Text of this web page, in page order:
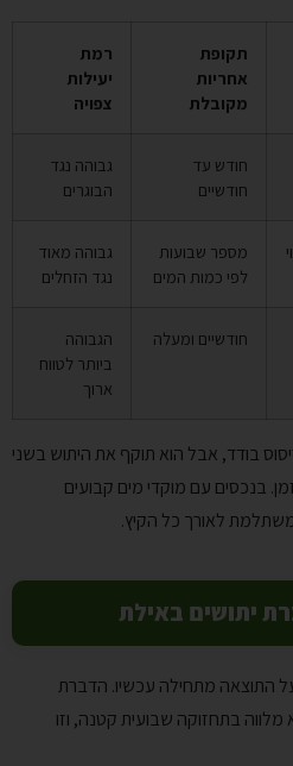
תקופת
אחריות
מקובלת
רמת
יעילות
צפויה
חודש עד
חודשיים
גבוהה נגד
הבוגרים
מספר שבועות
לפי כמות המים
גבוהה מאוד
נגד הזחלים
חודשיים ומעלה
הגבוהה
ביותר לטווח
ארוך
בודד, אבל הוא תוקף את היתוש בשני
בנכסים עם מוקדי מים קבועים
לאורך כל הקיץ.
יתושים באילת
התוצאה מתחילה עכשיו. הדברת
מלווה בתחזוקה שבועית קטנה, וזו